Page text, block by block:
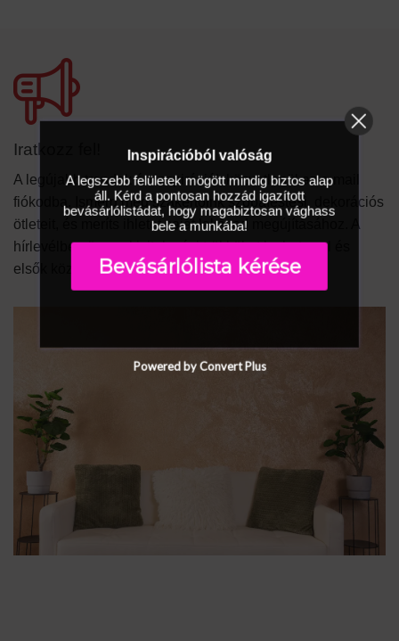
Iratkozz fel!
A legújabb trendek és inspirációk közvetlenül az e-mail
fiókodba. Ismerd meg szakértőink szobafestési, dekorációs
ötleteit, és meríts ihletet saját lakásod megújításához. A
hírlevélben ügyes kivitelezési trükköket leshetsz el és
elsők közt láthatod a legújabb termékeket.
Inspirációból valóság
A legszebb felületek mögött mindig biztos alap
áll. Kérd a pontosan hozzád igazított
bevásárlólistádat, hogy magabiztosan vághass
bele a munkába!
Bevásárlólista kérése
Powered by Convert Plus